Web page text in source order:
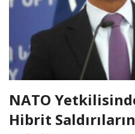
NATO
Hibrit